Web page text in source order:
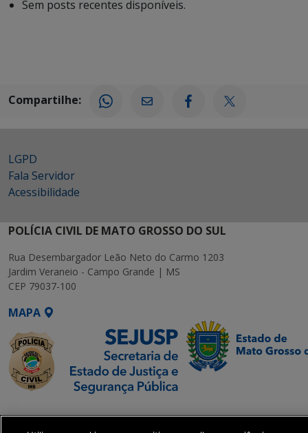
Sem posts recentes disponíveis.
Compartilhe:
LGPD
Fala Servidor
Acessibilidade
POLÍCIA CIVIL DE MATO GROSSO DO SUL
Rua Desembargador Leão Neto do Carmo 1203
Jardim Veraneio - Campo Grande | MS
CEP 79037-100
MAPA